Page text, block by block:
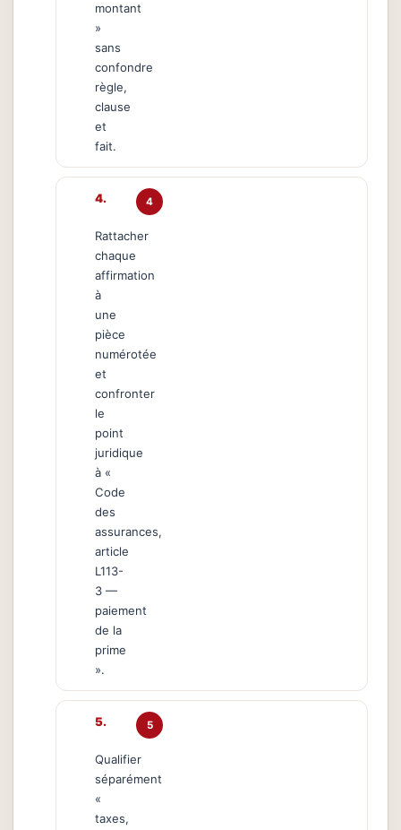
montant
»
sans
confondre
règle,
clause
et
fait.
4
Rattacher
chaque
affirmation
à
une
pièce
numérotée
et
confronter
le
point
juridique
à «
Code
des
assurances,
article
L113-
3 —
paiement
de la
prime
».
5
Qualifier
séparément
«
taxes,